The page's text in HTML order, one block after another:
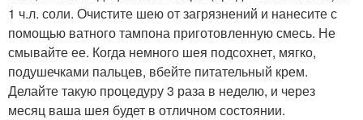
1 ч.л. соли. Очистите шею от загрязнений и нанесите с
помощью ватного тампона приготовленную смесь. Не
смывайте ее. Когда немного шея подсохнет, мягко,
подушечками пальцев, вбейте питательный крем.
Делайте такую процедуру 3 раза в неделю, и через
месяц ваша шея будет в отличном состоянии.